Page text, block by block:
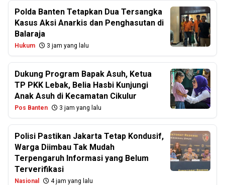
Polda Banten Tetapkan Dua Tersangka
Kasus Aksi Anarkis dan Penghasutan di
Balaraja
Hukum 3 jam yang lalu
Dukung Program Bapak Asuh, Ketua
TP PKK Lebak, Belia Hasbi Kunjungi
Anak Asuh di Kecamatan Cikulur
Pos Banten 3 jam yang lalu
Polisi Pastikan Jakarta Tetap Kondusif,
Warga Diimbau Tak Mudah
Terpengaruh Informasi yang Belum
Terverifikasi
Nasional 4 jam yang lalu